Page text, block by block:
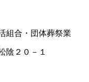
組合・団体葬祭業
陰２０－１